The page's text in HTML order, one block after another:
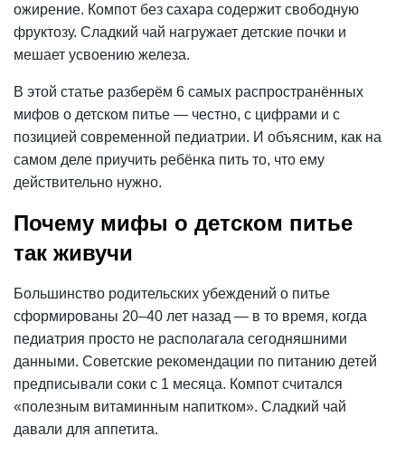
ожирение. Компот без сахара содержит свободную
фруктозу. Сладкий чай нагружает детские почки и
мешает усвоению железа.
В этой статье разберём 6 самых распространённых
мифов о детском питье — честно, с цифрами и с
позицией современной педиатрии. И объясним, как на
самом деле приучить ребёнка пить то, что ему
действительно нужно.
Почему мифы о детском питье
так живучи
Большинство родительских убеждений о питье
сформированы 20–40 лет назад — в то время, когда
педиатрия просто не располагала сегодняшними
данными. Советские рекомендации по питанию детей
предписывали соки с 1 месяца. Компот считался
«полезным витаминным напитком». Сладкий чай
давали для аппетита.